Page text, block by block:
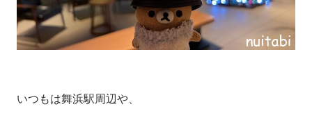
いつもは舞浜駅周辺や、